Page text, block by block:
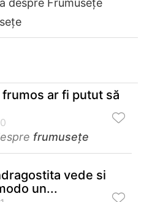
frumos ar fi putut să
frumusețe
vede si
un...